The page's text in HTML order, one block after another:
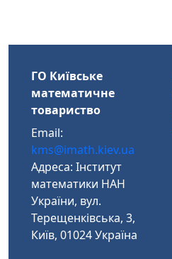
ГО Київське
математичне
товариство
Email:
kms@imath.kiev.ua
Адреса: Інститут
математики НАН
України, вул.
Терещенківська, 3,
Київ, 01024 Україна